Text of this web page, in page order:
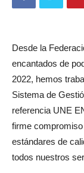
Desde la
encantados de
2022, hemos
Sistema de
referencia UNE
firme
estándares de
todos nuestros